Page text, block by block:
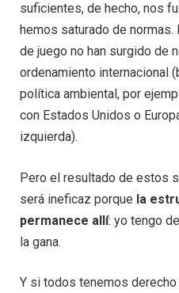
suficientes, de hecho, nos
hemos saturado de
de juego no han surgido de
ordenamiento internacional
política ambiental, por
con Estados Unidos o
izquierda).
Pero el resultado de estos
será ineficaz porque la
permanece allí: yo tengo
la gana.
Y si todos tenemos